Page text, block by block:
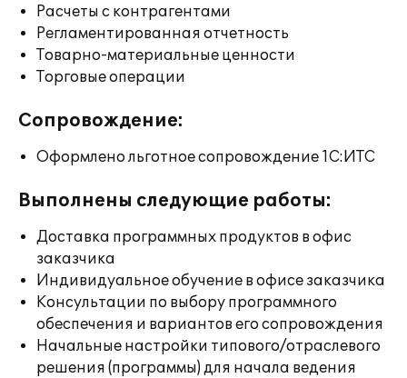
Расчеты с контрагентами
Регламентированная отчетность
Товарно-материальные ценности
Торговые операции
Сопровождение:
Оформлено льготное сопровождение 1С:ИТС
Выполнены следующие работы:
Доставка программных продуктов в офис
заказчика
Индивидуальное обучение в офисе заказчика
Консультации по выбору программного
обеспечения и вариантов его сопровождения
Начальные настройки типового/отраслевого
решения (программы) для начала ведения